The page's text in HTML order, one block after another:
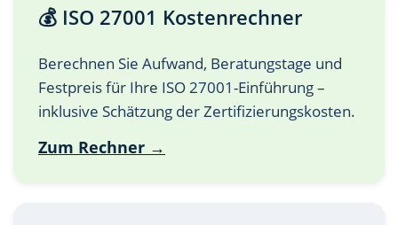
💰 ISO 27001 Kostenrechner
Berechnen Sie Aufwand, Beratungstage und
Festpreis für Ihre ISO 27001-Einführung –
inklusive Schätzung der Zertifizierungskosten.
Zum Rechner →